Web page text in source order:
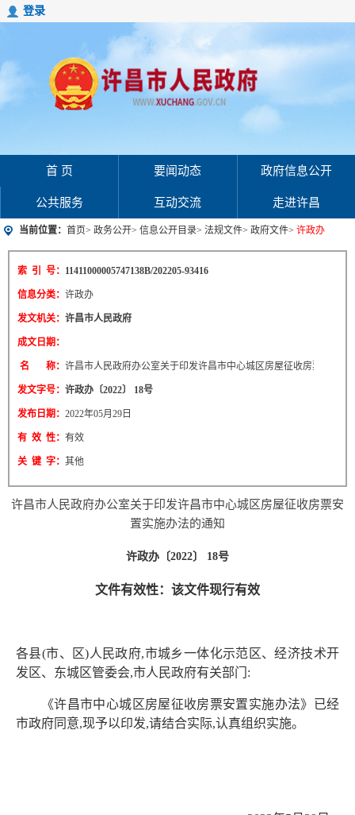
登录
首 页 要闻动态 政府信息公开
公共服务 互动交流 走进许昌
当前位置： 首页> 政务公开> 信息公开目录> 法规文件> 政府文件> 许政办
索 引 号： 11411000005747138B/202205-93416
信息分类： 许政办
发文机关： 许昌市人民政府
成文日期：
名 称： 许昌市人民政府办公室关于印发许昌市中心城区房屋征收房票安置实
发文字号： 许政办〔2022〕 18号
发布日期： 2022年05月29日
有 效 性： 有效
关 键 字： 其他
许昌市人民政府办公室关于印发许昌市中心城区房屋征收房票安
置实施办法的通知
许政办〔2022〕 18号
文件有效性：该文件现行有效
各县(市、区)人民政府,市城乡一体化示范区、经济技术开
发 区、东城区管委会,市人民政府有关部门:
《许昌市中心城区房屋征收房票安置实施办法》已经
市政府同意,现予以印发,请结合实际,认真组织实施。